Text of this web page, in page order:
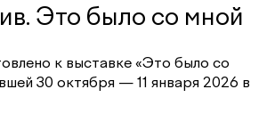
Это было со мной
к выставке «Это было со
30 октября — 11 января 2026 в